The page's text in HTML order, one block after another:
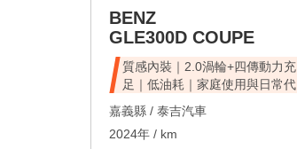
BENZ
GLE300D COUPE
質感內裝｜2.0渦輪+四傳動力充
足｜低油耗｜家庭使用與日常代
嘉義縣 / 泰吉汽車
2024年 / km